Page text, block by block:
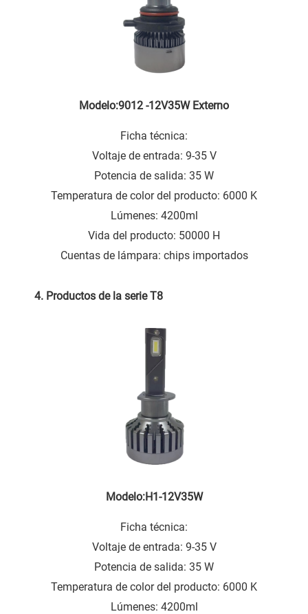
Modelo:9012 -12V35W Externo
Ficha técnica:
Voltaje de entrada: 9-35 V
Potencia de salida: 35 W
Temperatura de color del producto: 6000 K
Lúmenes: 4200ml
Vida del producto: 50000 H
Cuentas de lámpara: chips importados
4. Productos de la serie T8
Modelo:H1-12V35W
Ficha técnica:
Voltaje de entrada: 9-35 V
Potencia de salida: 35 W
Temperatura de color del producto: 6000 K
Lúmenes: 4200ml